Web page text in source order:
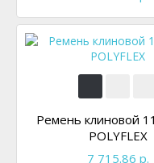
Ремень клиновой
POLYFLEX
7 715.86 р.